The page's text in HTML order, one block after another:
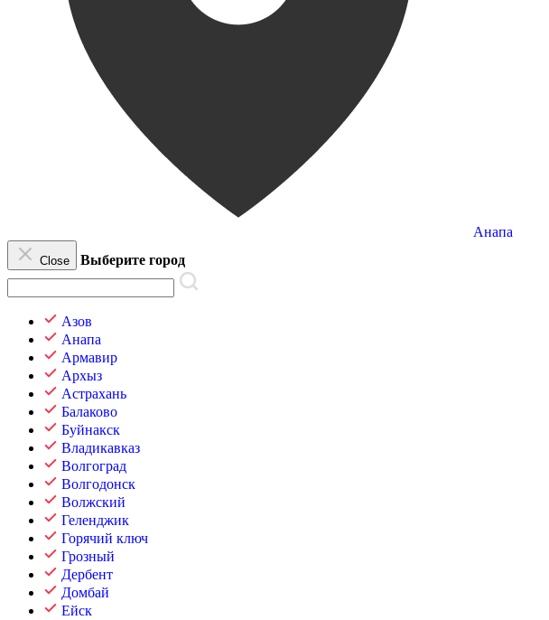
Анапа
Close Выберите город
Азов
Анапа
Армавир
Архыз
Астрахань
Балаково
Буйнакск
Владикавказ
Волгоград
Волгодонск
Волжский
Геленджик
Горячий ключ
Грозный
Дербент
Домбай
Ейск